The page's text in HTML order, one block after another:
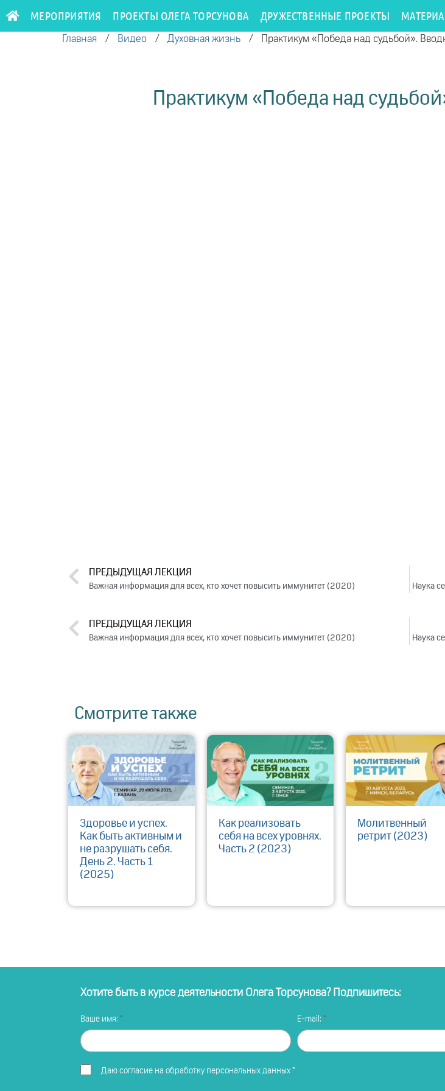
МЕРОПРИЯТИЯ ПРОЕКТЫ ОЛЕГА ТОРСУНОВА ДРУЖЕСТВЕННЫЕ ПРОЕКТЫ
Главная / Видео / Духовная жизнь / Практикум «Победа над судьбой».
Практикум «Победа над
ПРЕДЫДУЩАЯ ЛЕКЦИЯ
Важная информация для всех, кто хочет повысить иммунитет (2020) Наука
ПРЕДЫДУЩАЯ ЛЕКЦИЯ
Важная информация для всех, кто хочет повысить иммунитет (2020) Наука
Смотрите также
Здоровье и успех.
Как быть активным и
не разрушать себя.
День 2. Часть 1
(2025)
Как реализовать
себя на всех уровнях.
Часть 2 (2023)
Молитвенный
ретрит (2023)
Хотите быть в курсе деятельности Олега Торсунова? Подпишитесь:
Ваше имя: E-mail:
Даю согласие на обработку персональных данных*